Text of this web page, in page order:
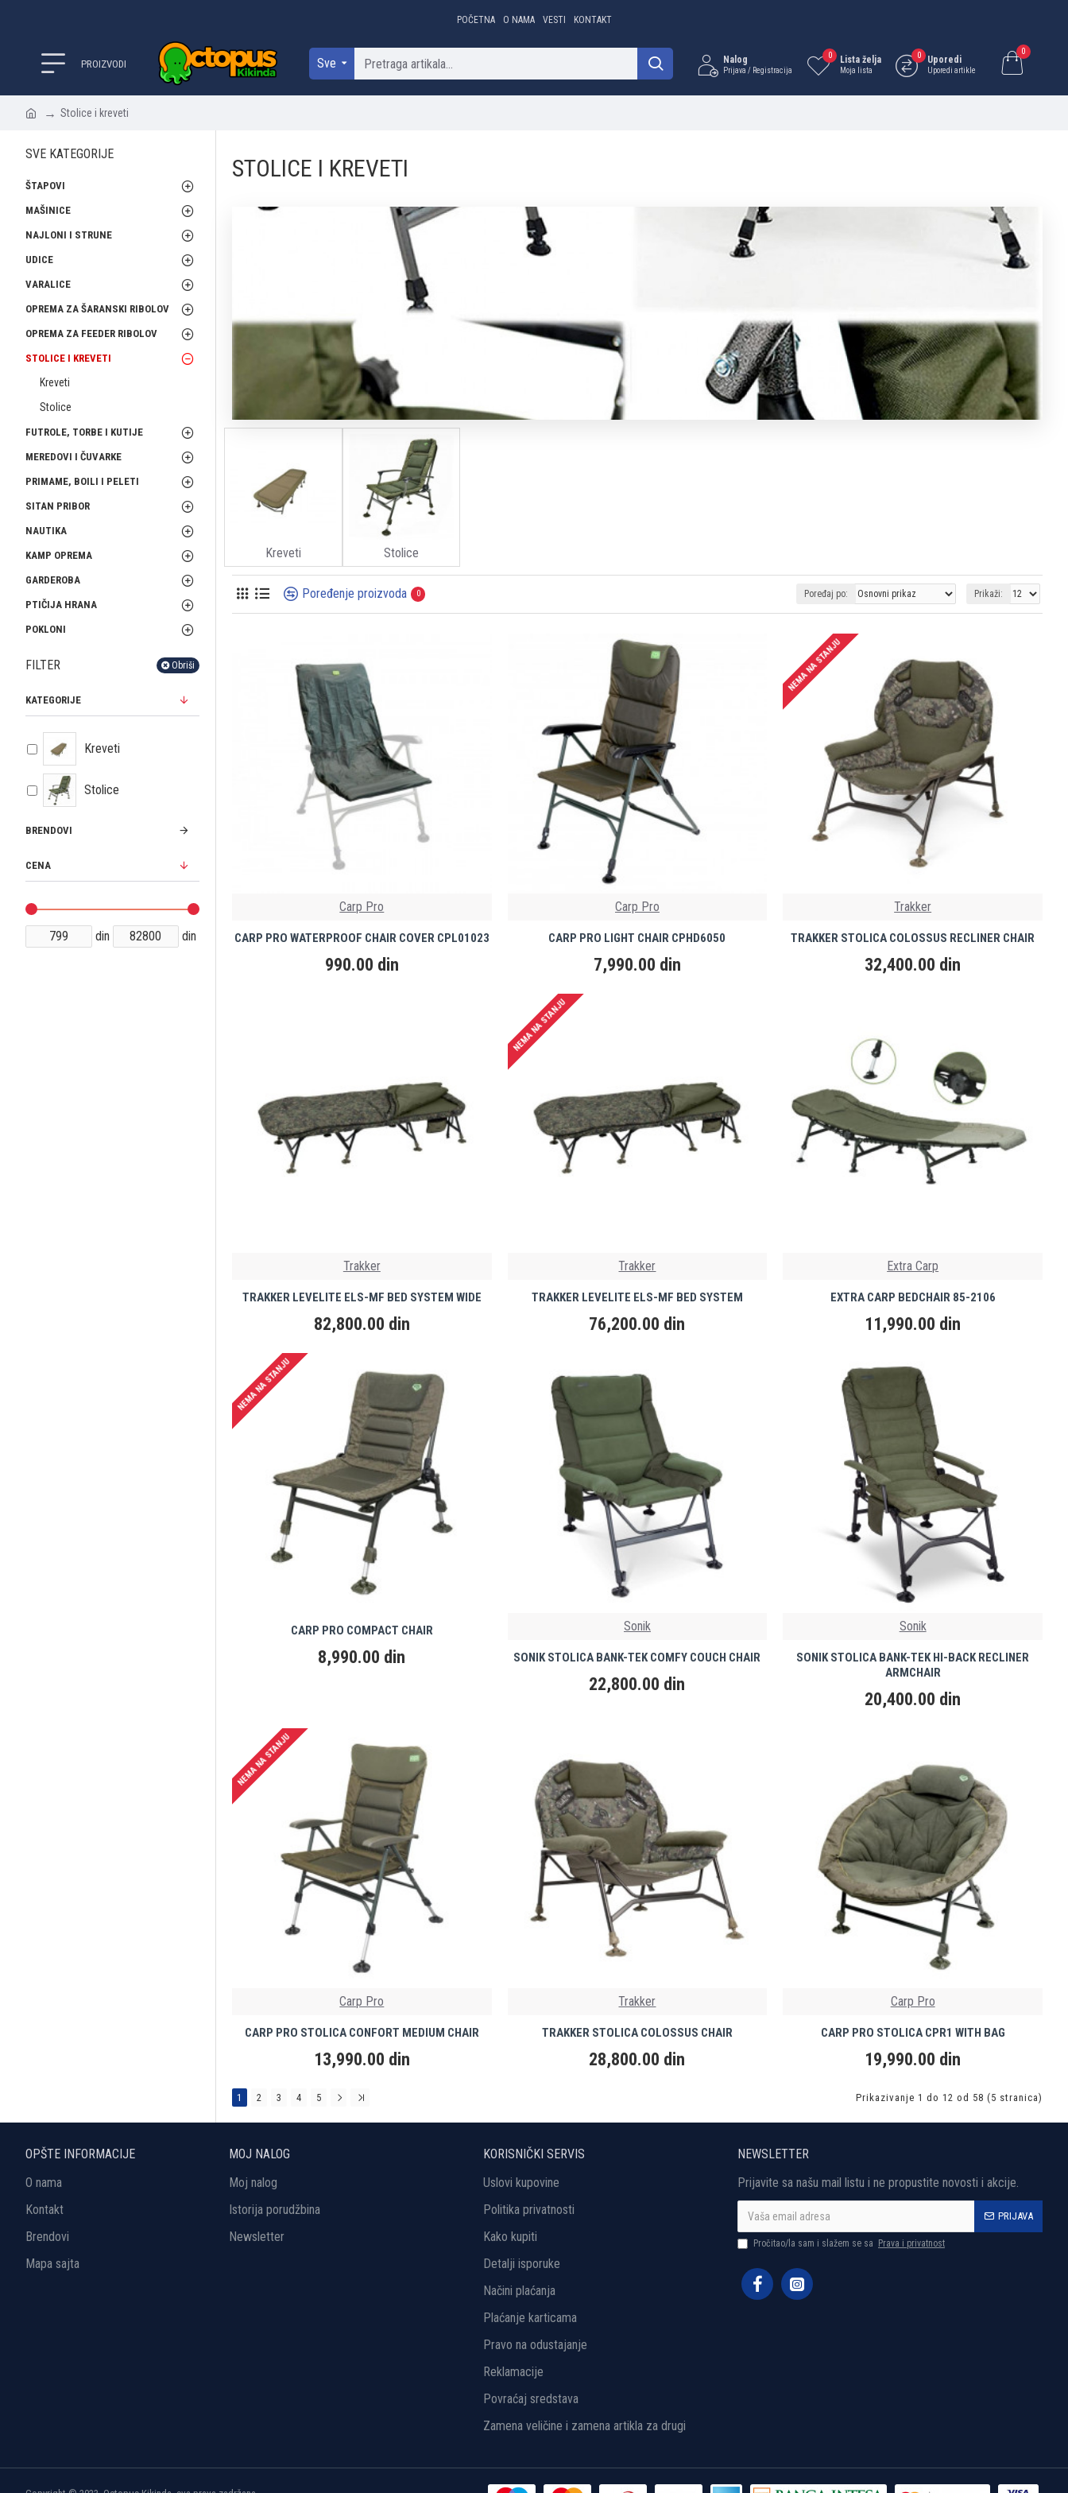
POČETNA O NAMA VESTI KONTAKT
PROIZVODI Sve Nalog
Prijava / Registracija
Lista želja
Moja lista
0 Uporedi
Uporedi artikle
0 0
Stolice i kreveti
SVE KATEGORIJE
ŠTAPOVI
MAŠINICE
NAJLONI I STRUNE
UDICE
VARALICE
OPREMA ZA ŠARANSKI RIBOLOV
OPREMA ZA FEEDER RIBOLOV
STOLICE I KREVETI
Kreveti
Stolice
FUTROLE, TORBE I KUTIJE
MEREDOVI I ČUVARKE
PRIMAME, BOILI I PELETI
SITAN PRIBOR
NAUTIKA
KAMP OPREMA
GARDEROBA
PTIČIJA HRANA
POKLONI
FILTER Obriši
CENA
din din
KATEGORIJE
Kreveti
Stolice
BRENDOVI
STOLICE I KREVETI
Kreveti Stolice
Poređenje proizvoda 0 Poređaj po: Prikaži:
Carp Pro
CARP PRO WATERPROOF CHAIR COVER CPL01023
990.00 din
Carp Pro
CARP PRO LIGHT CHAIR CPHD6050
7,990.00 din
NEMA NA STANJU
Trakker
TRAKKER STOLICA COLOSSUS RECLINER CHAIR
32,400.00 din
Trakker
TRAKKER LEVELITE ELS-MF BED SYSTEM WIDE
82,800.00 din
NEMA NA STANJU
Trakker
TRAKKER LEVELITE ELS-MF BED SYSTEM
76,200.00 din
Extra Carp
EXTRA CARP BEDCHAIR 85-2106
11,990.00 din
NEMA NA STANJU
CARP PRO COMPACT CHAIR
8,990.00 din
Sonik
SONIK STOLICA BANK-TEK COMFY COUCH CHAIR
22,800.00 din
Sonik
SONIK STOLICA BANK-TEK HI-BACK RECLINER
ARMCHAIR
20,400.00 din
NEMA NA STANJU
Carp Pro
CARP PRO STOLICA CONFORT MEDIUM CHAIR
13,990.00 din
Trakker
TRAKKER STOLICA COLOSSUS CHAIR
28,800.00 din
Carp Pro
CARP PRO STOLICA CPR1 WITH BAG
19,990.00 din
1 2 3 4 5 Prikazivanje 1 do 12 od 58 (5 stranica)
OPŠTE INFORMACIJE
O nama
Kontakt
Brendovi
Mapa sajta
MOJ NALOG
Moj nalog
Istorija porudžbina
Newsletter
KORISNIČKI SERVIS
Uslovi kupovine
Politika privatnosti
Kako kupiti
Detalji isporuke
Načini plaćanja
Plaćanje karticama
Pravo na odustajanje
Reklamacije
Povraćaj sredstava
Zamena veličine i zamena artikla za drugi
NEWSLETTER
Prijavite sa našu mail listu i ne propustite novosti i akcije.
PRIJAVA
Pročitao/la sam i slažem se sa Prava i privatnost